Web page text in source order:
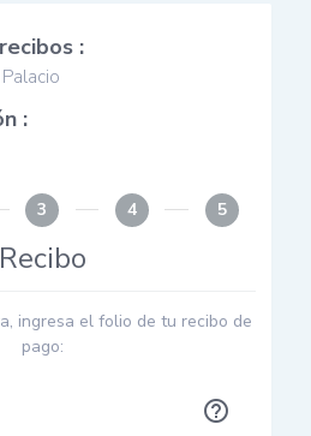
:
:
3 4 5
Recibo
ingresa el folio de tu recibo de
pago:
help_outline